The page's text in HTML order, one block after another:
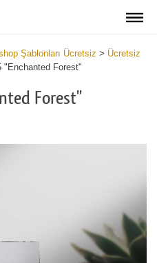
Şablonları Ücretsiz > Ücretsiz
"Enchanted Forest"
Forest"